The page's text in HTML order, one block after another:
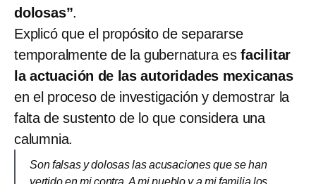
dolosas”.
Explicó que el propósito de separarse
temporalmente de la gubernatura es facilitar
la actuación de las autoridades mexicanas
en el proceso de investigación y demostrar la
falta de sustento de lo que considera una
calumnia.
Son falsas y dolosas las acusaciones que se han
vertido en mi contra. A mi pueblo y a mi familia los